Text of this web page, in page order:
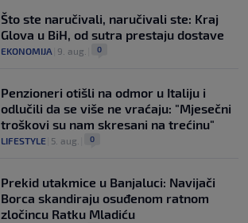
Što ste naručivali, naručivali ste: Kraj
Glova u BiH, od sutra prestaju dostave
EKONOMIJA 9. aug. 0
Penzioneri otišli na odmor u Italiju i
odlučili da se više ne vraćaju: "Mjesečni
troškovi su nam skresani na trećinu"
LIFESTYLE 5. aug. 0
Prekid utakmice u Banjaluci: Navijači
Borca skandiraju osuđenom ratnom
zločincu Ratku Mladiću